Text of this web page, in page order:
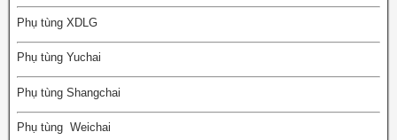
Phụ tùng XDLG
Phụ tùng Yuchai
Phụ tùng Shangchai
Phụ tùng Weichai